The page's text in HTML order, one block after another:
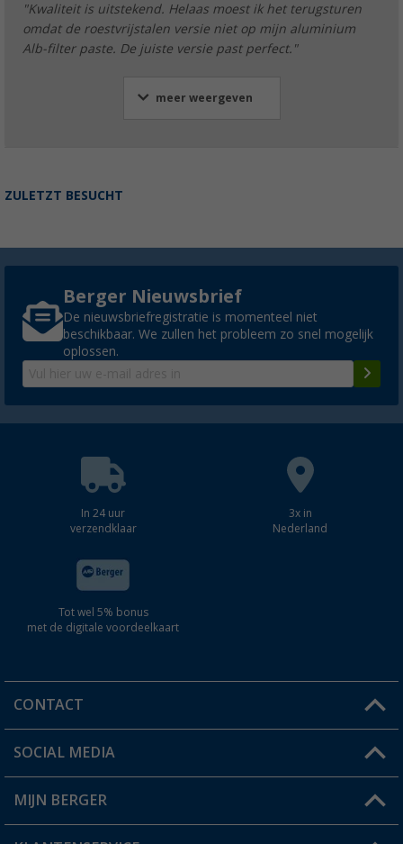
"Kwaliteit is uitstekend. Helaas moest ik het terugsturen
omdat de roestvrijstalen versie niet op mijn aluminium
Alb-filter paste. De juiste versie past perfect."
meer weergeven
ZULETZT BESUCHT
Berger Nieuwsbrief
De nieuwsbriefregistratie is momenteel niet
beschikbaar. We zullen het probleem zo snel mogelijk
oplossen.
In 24 uur
verzendklaar
3x in
Nederland
Tot wel 5% bonus
met de digitale voordeelkaart
CONTACT
Een vraag?
Winkel vinden
SOCIAL MEDIA
MIJN BERGER